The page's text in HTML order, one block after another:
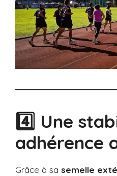
4️⃣ Une
adhérence
Grâce à sa semelle